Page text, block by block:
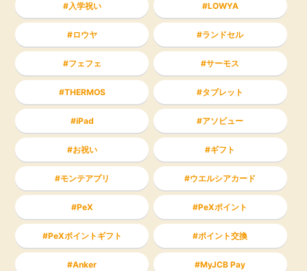
入学祝い LOWYA
ロウヤ ランドセル
フェフェ サーモス
THERMOS タブレット
iPad アソビュー
お祝い ギフト
モンテアプリ ウエルシアカード
PeX PeXポイント
PeXポイントギフト ポイント交換
Anker MyJCB Pay